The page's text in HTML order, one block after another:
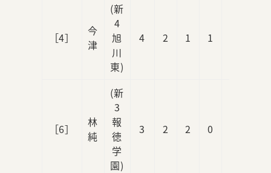
［4］
今
津
(新
4
旭
川
東)
4 2 1 1
［6］
林
純
(新
3
報
徳
学
園)
3 2 2 0